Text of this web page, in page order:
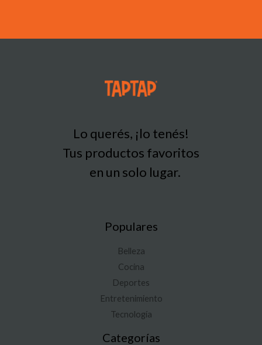
Lo querés, ¡lo tenés!
Tus productos favoritos
en un solo lugar.
Populares
Belleza
Cocina
Deportes
Entretenimiento
Tecnología
Categorías